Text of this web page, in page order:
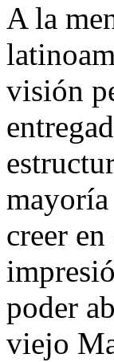
A la
visión
creer
poder
viejo